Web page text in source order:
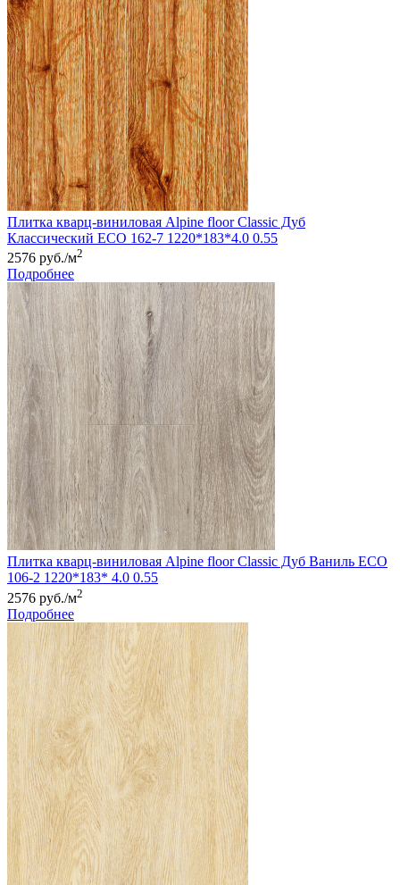
Плитка кварц-виниловая Alpine floor Classic Дуб
Классический ЕСО 162-7 1220*183*4.0 0.55
2576 руб./м2
Подробнее
Плитка кварц-виниловая Alpine floor Classic Дуб Ваниль ЕСО
106-2 1220*183* 4.0 0.55
2576 руб./м2
Подробнее